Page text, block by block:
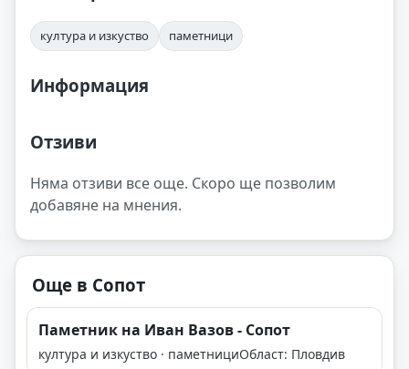
култура и изкуство паметници
Информация
Отзиви
Няма отзиви все още. Скоро ще позволим
добавяне на мнения.
Още в Сопот
Паметник на Иван Вазов - Сопот
култура и изкуство · паметнициОбласт: Пловдив